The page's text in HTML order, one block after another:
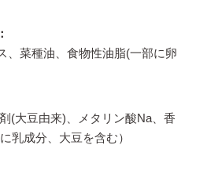
、菜種油、食物性油脂(一部に卵
(大豆由来)、メタリン酸Na、香
乳成分、大豆を含む）